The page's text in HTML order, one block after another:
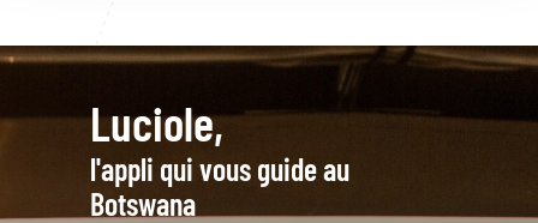
Luciole,
l'appli qui vous guide au
Botswana